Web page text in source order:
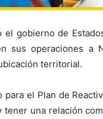
el gobierno de
sus operaciones a
territorial.
para el Plan de
una relación